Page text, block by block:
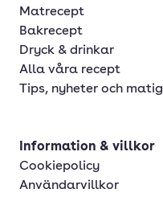
Matrecept
Bakrecept
Dryck & drinkar
Alla våra recept
Tips, nyheter och
Information & villkor
Cookiepolicy
Användarvillkor